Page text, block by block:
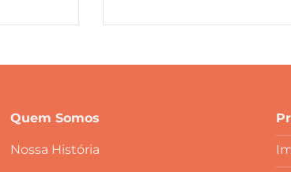
Quem Somos
Nossa História